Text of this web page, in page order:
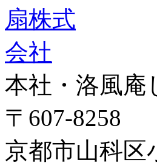
本社・洛風庵
〒607-8258
京都市山科区